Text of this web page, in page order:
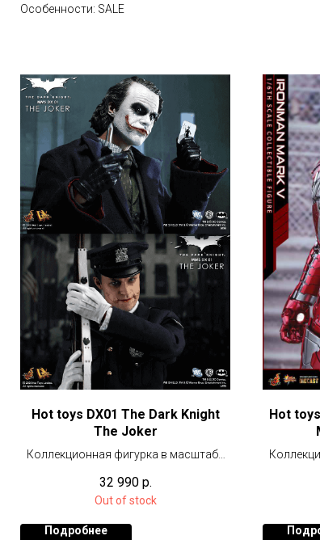
Особенности: SALE
Hot toys DX01 The Dark Knight
The Joker
Коллекционная фигурка в масштабе
32 990 р.
Out of stock
Подробнее
Hot